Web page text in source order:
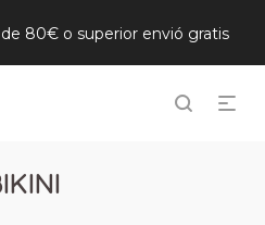
80€ o superior envió gratis